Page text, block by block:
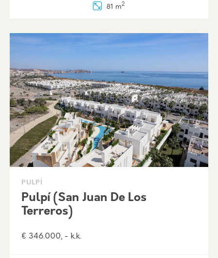
81 m2
PULPÍ
Pulpí (San Juan De Los
Terreros)
€ 346.000, - k.k.